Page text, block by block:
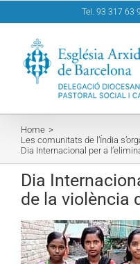
to
Tel. 93 317 63
Home
Les comunitats de l’Índia
Dia Internacional per a
Dia
de la violència